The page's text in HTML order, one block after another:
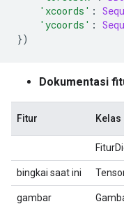
'xcoords' :
'ycoords' :
})
Dokumentasi
Fitur Kelas
bingkai saat ini
gambar